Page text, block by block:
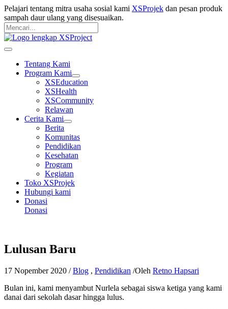
Langsung
ke
konten
Pelajari tentang mitra usaha sosial kami XSProjek dan pesan produk
sampah daur ulang yang disesuaikan.
Pencarian
untuk:
Mencari
Main
Tentang Kami
Program Kami
XSEducation
XSHealth
XSCommunity
Relawan
Cerita Kami
Berita
Komunitas
Pendidikan
Kesehatan
Program
Kegiatan
Toko XSProjek
Hubungi kami
Donasi
Donasi
Lulusan Baru
17 Nopember 2020 /Blog , Pendidikan /Oleh Retno Hapsari
Bulan ini, kami menyambut Nurlela sebagai siswa ketiga yang kami
danai dari sekolah dasar hingga lulus.